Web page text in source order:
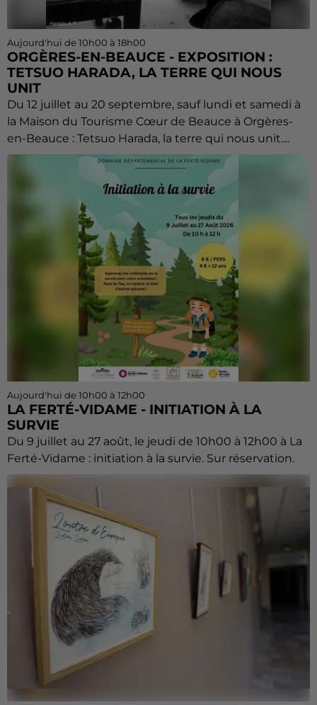
Aujourd'hui de 10h00 à 18h00
ORGÈRES-EN-BEAUCE - EXPOSITION :
TETSUO HARADA, LA TERRE QUI NOUS
UNIT
Du 12 juillet au 20 septembre, sauf lundi et samedi à
la Maison du Tourisme Cœur de Beauce à Orgères-
en-Beauce : Tetsuo Harada, la terre qui nous unit....
Aujourd'hui de 10h00 à 12h00
LA FERTÉ-VIDAME - INITIATION À LA
SURVIE
Du 9 juillet au 27 août, le jeudi de 10h00 à 12h00 à La
Ferté-Vidame : initiation à la survie. Sur réservation.